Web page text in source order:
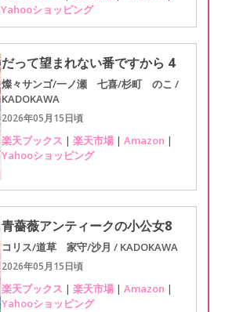
Yahooショッピング
だって望まれない番ですから 4
燦々サンゴ/一ノ瀬 七喜/杉町 のこ /
KADOKAWA
2026年05月15日頃
楽天ブックス | 楽天市場 | Amazon |
Yahooショッピング
青薔薇アンティークの小公女8
コリス/道草 家守/沙月 / KADOKAWA
2026年05月15日頃
楽天ブックス | 楽天市場 | Amazon |
Yahooショッピング